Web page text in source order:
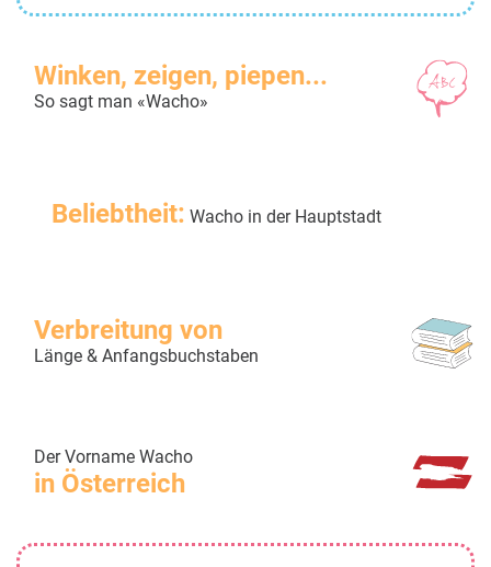
Winken, zeigen, piepen...
So sagt man «Wacho»
Beliebtheit: Wacho in der Hauptstadt
Verbreitung von
Länge & Anfangsbuchstaben
Der Vorname Wacho
in Österreich